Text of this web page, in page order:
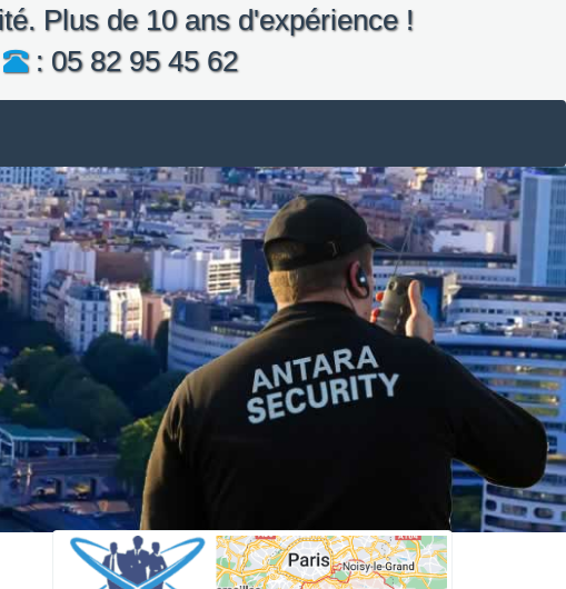
Plus de 10 ans d'expérience !
: 05 82 95 45 62